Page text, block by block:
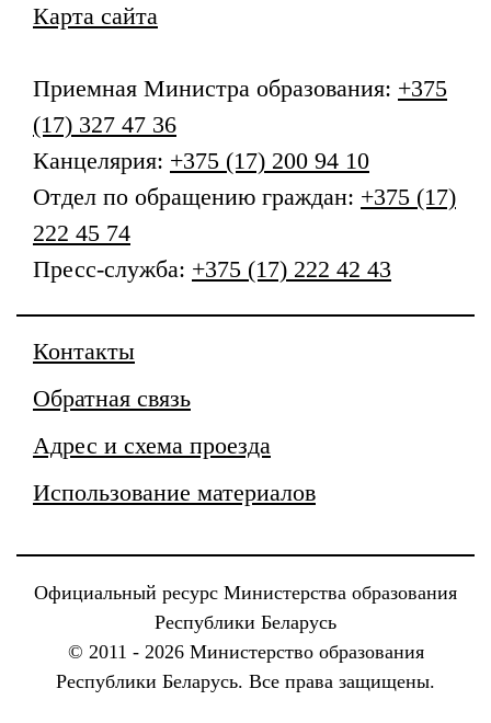
Карта сайта
Приемная Министра образования: +375
(17) 327 47 36
Канцелярия: +375 (17) 200 94 10
Отдел по обращению граждан: +375 (17)
222 45 74
Пресс-служба: +375 (17) 222 42 43
Контакты
Обратная связь
Адрес и схема проезда
Использование материалов
Официальный ресурс Министерства образования
Республики Беларусь
© 2011 - 2026 Министерство образования
Республики Беларусь. Все права защищены.